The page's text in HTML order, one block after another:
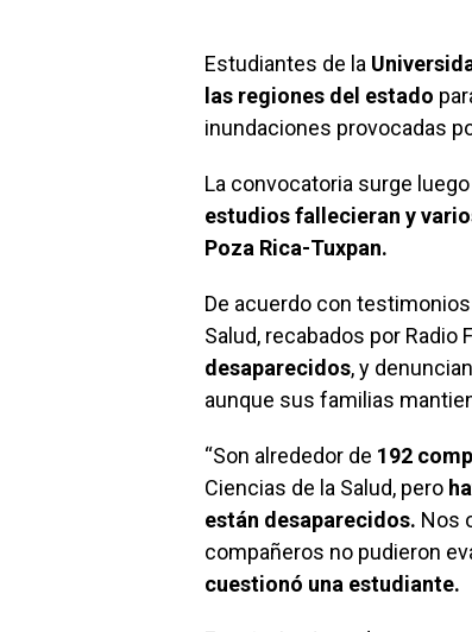
Estudiantes de la
las regiones del estado
inundaciones provocadas
La convocatoria surge
estudios fallecieran y
Poza Rica-Tuxpan.
De acuerdo con
Salud, recabados por Radio
desaparecidos, y
aunque sus familias
“Son alrededor de 192
Ciencias de la Salud, pero
están desaparecidos. Nos
compañeros no pudieron
cuestionó una estudiante.